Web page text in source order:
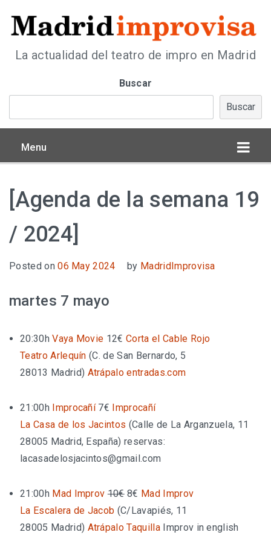
La actualidad del teatro de impro en Madrid
Buscar
Buscar
Menu
[Agenda de la semana 19
/ 2024]
Posted on06 May 2024 by MadridImprovisa
martes 7 mayo
20:30h Vaya Movie 12€ Corta el Cable Rojo
Teatro Arlequín (C. de San Bernardo, 5
28013 Madrid) Atrápalo entradas.com
21:00h Improcañí 7€ Improcañí
La Casa de los Jacintos (Calle de La Arganzuela, 11
28005 Madrid, España) reservas:
lacasadelosjacintos@gmail.com
21:00h Mad Improv 10€8€ Mad Improv
La Escalera de Jacob (C/Lavapiés, 11
28005 Madrid) Atrápalo Taquilla Improv in english